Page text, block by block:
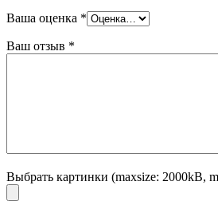
Ваша оценка *
Ваш отзыв *
Выбрать картинки (maxsize: 2000kB,